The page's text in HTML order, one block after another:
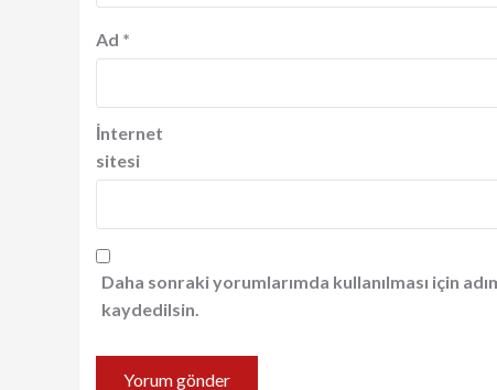
Ad *
İnternet
sitesi
Daha sonraki yorumlarımda kullanılması için
kaydedilsin.